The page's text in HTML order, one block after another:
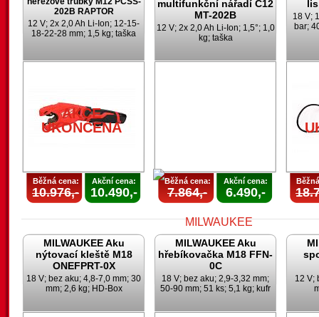
202B RAPTOR
12 V; 2x 2,0 Ah Li-Ion; 12-15-
18-22-28 mm; 1,5 kg; taška
AKCE
UKONČENA
Běžná cena:
10.976,-
Akční cena:
10.490,-
multifunkční nářadí C12
MT-202B
12 V; 2x 2,0 Ah Li-Ion; 1,5°; 1,0
kg; taška
Běžná cena:
7.864,-
Akční cena:
6.490,-
18 V;
bar;
MILWAUKEE Aku
nýtovací kleště M18
ONEFPRT-0X
18 V; bez aku; 4,8-7,0 mm; 30
mm; 2,6 kg; HD-Box
MILWAUKEE Aku
hřebíkovačka M18 FFN-
0C
18 V; bez aku; 2,9-3,32 mm;
50-90 mm; 51 ks; 5,1 kg; kufr
12 V;